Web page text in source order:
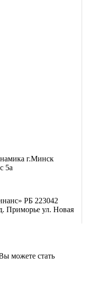
г.Минск
5а
РБ 223042
Приморье ул. Новая
можете стать